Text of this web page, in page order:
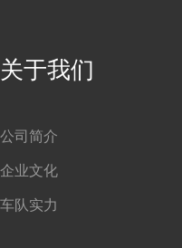
关于我们
公司简介
企业文化
车队实力